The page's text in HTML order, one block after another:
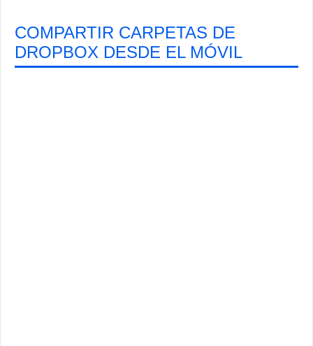
COMPARTIR CARPETAS DE
DROPBOX DESDE EL MÓVIL